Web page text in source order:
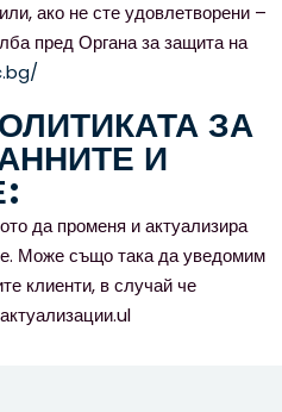
ако не сте удовлетворени –
пред Органа за защита на
ЗА
И
да променя и актуализира
Може също така да уведомим
клиенти, в случай че